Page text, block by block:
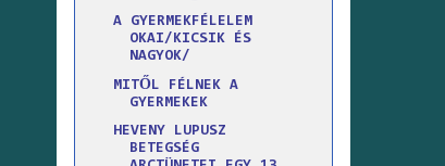
A GYERMEKFÉLELEM
OKAI/KICSIK ÉS
NAGYOK/
MITŐL FÉLNEK A
GYERMEKEK
HEVENY LUPUSZ
BETEGSÉG